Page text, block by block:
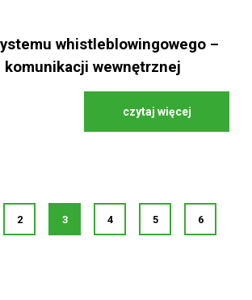
whistleblowingowego –
komunikacji wewnętrznej
czytaj więcej
2 3 4 5 6